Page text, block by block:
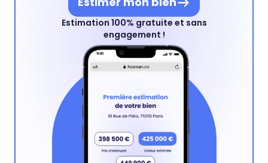
Estimation 100% gratuite et sans
engagement !